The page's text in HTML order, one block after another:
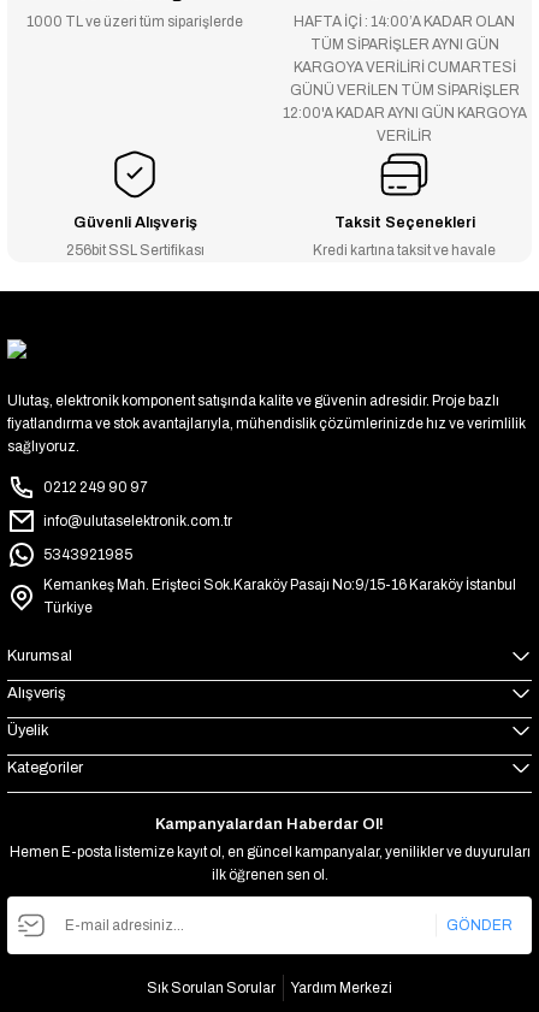
1000 TL ve üzeri tüm siparişlerde
HAFTA İÇİ : 14:00’A KADAR OLAN
TÜM SİPARİŞLER AYNI GÜN
KARGOYA VERİLİRİ CUMARTESİ
GÜNÜ VERİLEN TÜM SİPARİŞLER
12:00'A KADAR AYNI GÜN KARGOYA
VERİLİR
Güvenli Alışveriş
256bit SSL Sertifikası
Taksit Seçenekleri
Kredi kartına taksit ve havale
Ulutaş, elektronik komponent satışında kalite ve güvenin adresidir. Proje bazlı
fiyatlandırma ve stok avantajlarıyla, mühendislik çözümlerinizde hız ve verimlilik
sağlıyoruz.
0212 249 90 97
info@ulutaselektronik.com.tr
5343921985
Kemankeş Mah. Erişteci Sok.Karaköy Pasajı No:9/15-16 Karaköy İstanbul
Türkiye
Kurumsal
Alışveriş
Üyelik
Kategoriler
Kampanyalardan Haberdar Ol!
Hemen E-posta listemize kayıt ol, en güncel kampanyalar, yenilikler ve duyuruları
ilk öğrenen sen ol.
GÖNDER
Sık Sorulan Sorular Yardım Merkezi